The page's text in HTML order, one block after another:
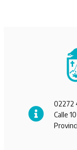
02272
Calle